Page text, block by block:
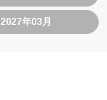
2027年03月